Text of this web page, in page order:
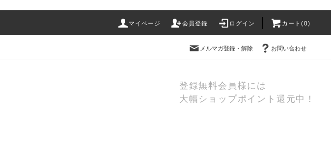
マイページ 会員登録 ログイン カート(0)
メルマガ登録・解除 お問い合わせ
登録無料会員様には
大幅ショップポイント還元中！